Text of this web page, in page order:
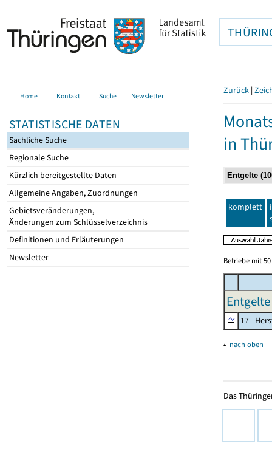
Home Kontakt Suche Newsletter
STATISTISCHE DATEN
Sachliche Suche
Regionale Suche
Kürzlich bereitgestellte Daten
Allgemeine Angaben, Zuordnungen
Gebietsveränderungen,
Änderungen zum Schlüsselverzeichnis
Definitionen und Erläuterungen
Newsletter
Zurück |
in
komplett
Betriebe mit
17 -
▴ nach oben
Das